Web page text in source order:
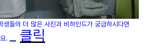
들의 더 많은 사진과 비하인드가 궁금하시다면
.
클릭